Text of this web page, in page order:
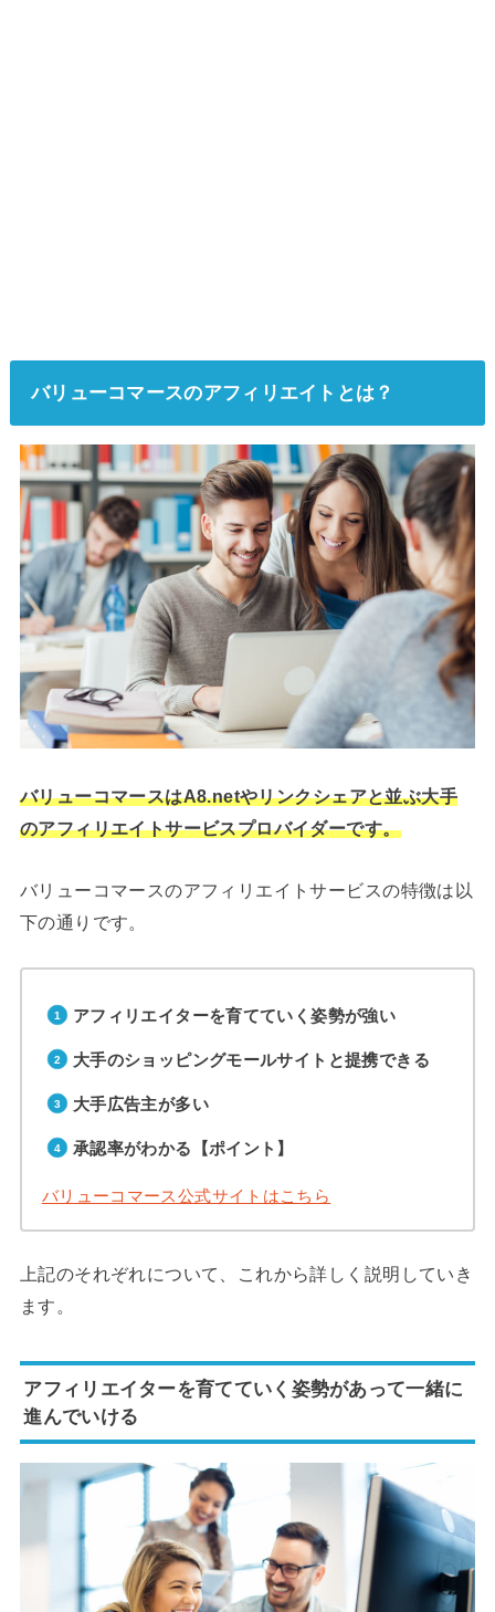
バリューコマースのアフィリエイトとは？
バリューコマースはA8.netやリンクシェアと並ぶ大手
のアフィリエイトサービスプロバイダーです。
バリューコマースのアフィリエイトサービスの特徴は以
下の通りです。
アフィリエイターを育てていく姿勢が強い
大手のショッピングモールサイトと提携できる
大手広告主が多い
承認率がわかる【ポイント】
バリューコマース公式サイトはこちら
上記のそれぞれについて、これから詳しく説明していき
ます。
アフィリエイターを育てていく姿勢があって一緒に
進んでいける